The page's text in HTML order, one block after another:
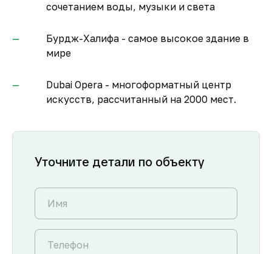
сочетанием воды, музыки и света
Бурдж-Халифа - самое высокое здание в
мире
Dubai Opera - многоформатный центр
искусств, рассчитанный на 2000 мест.
Уточните детали по объекту